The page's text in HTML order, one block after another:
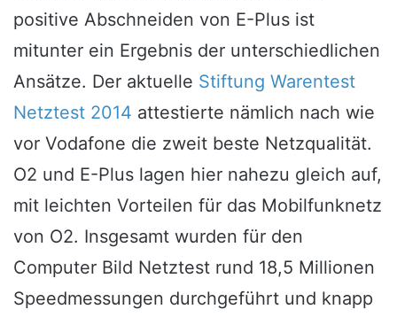
positive Abschneiden von E-Plus ist
mitunter ein Ergebnis der unterschiedlichen
Ansätze. Der aktuelle Stiftung Warentest
Netztest 2014 attestierte nämlich nach wie
vor Vodafone die zweit beste Netzqualität.
O2 und E-Plus lagen hier nahezu gleich auf,
mit leichten Vorteilen für das Mobilfunknetz
von O2. Insgesamt wurden für den
Computer Bild Netztest rund 18,5 Millionen
Speedmessungen durchgeführt und knapp